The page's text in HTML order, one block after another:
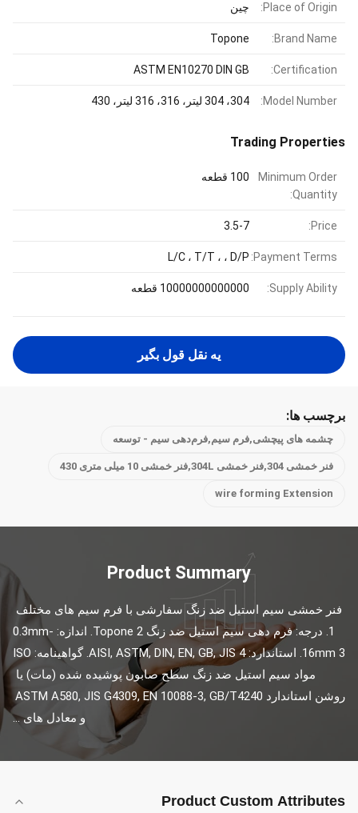
Place of Origin: چین
Brand Name:
Topone
Certification:
ASTM EN10270 DIN GB
Model Number: 304، 304 لیتر، 316، 316 لیتر، 430
Trading Properties
Minimum Order
Quantity:
100 قطعه
Price:
3.5-7
Payment Terms: L/C ، T/T ، ، D/P
Supply Ability: 10000000000000 قطعه
يه نقل قول بگير
برچسب ها:
چشمه های پیچشی,فرم سیم,فرم‌دهی سیم - توسعه
فنر خمشی 304,فنر خمشی 304L,فنر خمشی 10 میلی متری 430
wire forming Extension
Product Summary
1. درجه: فرم دهی سیم استیل ضد زنگ Topone 2. اندازه: 0.3mm-
و معادل های ...
Product Custom Attributes